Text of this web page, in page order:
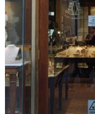
Где
Охранно-
ресторане,
защиту зон
или